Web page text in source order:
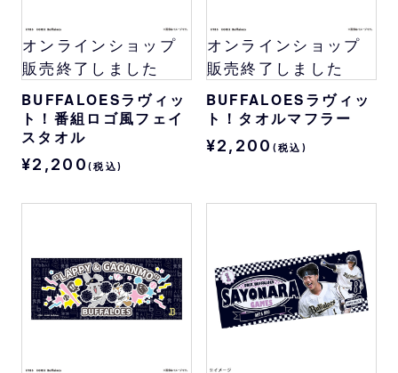
オンラインショップ
販売終了しました
BUFFALOESラヴィッ
ト！番組ロゴ風フェイ
スタオル
¥2,200 (税込)
オンラインショップ
販売終了しました
BUFFALOESラヴィッ
ト！タオルマフラー
¥2,200 (税込)